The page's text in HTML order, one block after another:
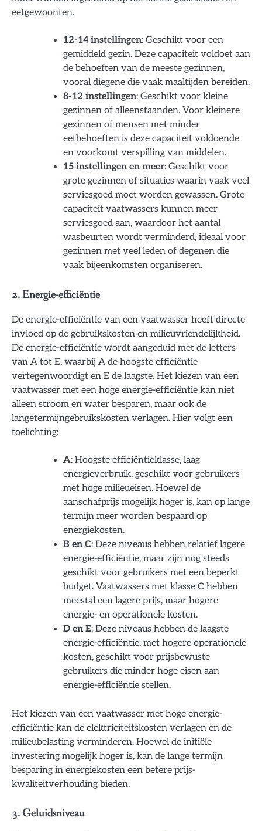
eetgewoonten.
12-14 instellingen: Geschikt voor een
gemiddeld gezin. Deze capaciteit voldoet aan
de behoeften van de meeste gezinnen,
vooral diegene die vaak maaltijden bereiden.
8-12 instellingen: Geschikt voor kleine
gezinnen of alleenstaanden. Voor kleinere
gezinnen of mensen met minder
eetbehoeften is deze capaciteit voldoende
en voorkomt verspilling van middelen.
15 instellingen en meer: Geschikt voor
grote gezinnen of situaties waarin vaak veel
serviesgoed moet worden gewassen. Grote
capaciteit vaatwassers kunnen meer
serviesgoed aan, waardoor het aantal
wasbeurten wordt verminderd, ideaal voor
gezinnen met veel leden of degenen die
vaak bijeenkomsten organiseren.
2. Energie-efficiëntie
De energie-efficiëntie van een vaatwasser heeft directe
invloed op de gebruikskosten en milieuvriendelijkheid.
De energie-efficiëntie wordt aangeduid met de letters
van A tot E, waarbij A de hoogste efficiëntie
vertegenwoordigt en E de laagste. Het kiezen van een
vaatwasser met een hoge energie-efficiëntie kan niet
alleen stroom en water besparen, maar ook de
langetermijngebruikskosten verlagen. Hier volgt een
toelichting:
A: Hoogste efficiëntieklasse, laag
energieverbruik, geschikt voor gebruikers
met hoge milieueisen. Hoewel de
aanschafprijs mogelijk hoger is, kan op lange
termijn meer worden bespaard op
energiekosten.
B en C: Deze niveaus hebben relatief lagere
energie-efficiëntie, maar zijn nog steeds
geschikt voor gebruikers met een beperkt
budget. Vaatwassers met klasse C hebben
meestal een lagere prijs, maar hogere
energie- en operationele kosten.
D en E: Deze niveaus hebben de laagste
energie-efficiëntie, met hogere operationele
kosten, geschikt voor prijsbewuste
gebruikers die minder hoge eisen aan
energie-efficiëntie stellen.
Het kiezen van een vaatwasser met hoge energie-
efficiëntie kan de elektriciteitskosten verlagen en de
milieubelasting verminderen. Hoewel de initiële
investering mogelijk hoger is, kan de lange termijn
besparing in energiekosten een betere prijs-
kwaliteitverhouding bieden.
3. Geluidsniveau